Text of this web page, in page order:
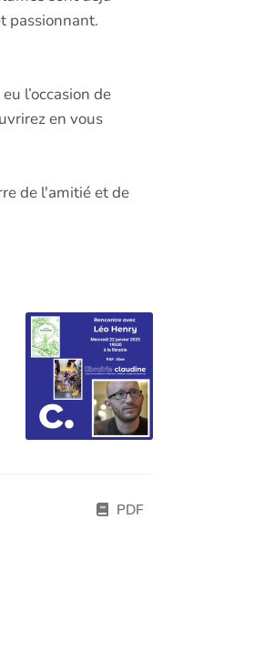
passionnant.
l’occasion de
en vous
de l'amitié et de
PDF